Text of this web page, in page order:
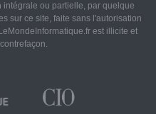
ou partielle, par quelque
sur ce site, faite sans l'autorisation
est illicite et